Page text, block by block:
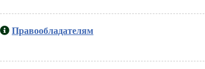
Правообладателям